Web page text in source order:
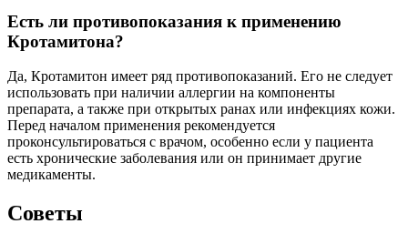
Есть ли противопоказания к применению
Кротамитона?
Да, Кротамитон имеет ряд противопоказаний. Его не следует
использовать при наличии аллергии на компоненты
препарата, а также при открытых ранах или инфекциях кожи.
Перед началом применения рекомендуется
проконсультироваться с врачом, особенно если у пациента
есть хронические заболевания или он принимает другие
медикаменты.
Советы